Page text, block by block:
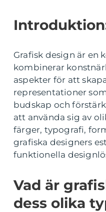
Grafisk design är en
kombinerar
aspekter för att
representationer
budskap och
att använda sig av
färger, typografi,
grafiska designers
funktionella
Vad är
dess olika